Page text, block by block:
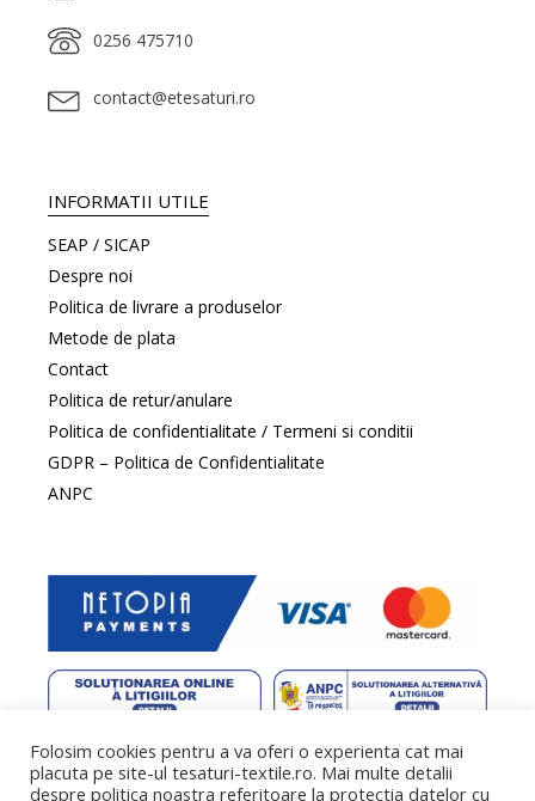
0256 475710
contact@etesaturi.ro
INFORMATII UTILE
SEAP / SICAP
Despre noi
Politica de livrare a produselor
Metode de plata
Contact
Politica de retur/anulare
Politica de confidentialitate / Termeni si conditii
GDPR – Politica de Confidentialitate
ANPC
web design by DowMedia |gazduire webby SpeedHost
Folosim cookies pentru a va oferi o experienta cat mai
placuta pe site-ul tesaturi-textile.ro. Mai multe detalii
despre politica noastra referitoare la protectia datelor cu